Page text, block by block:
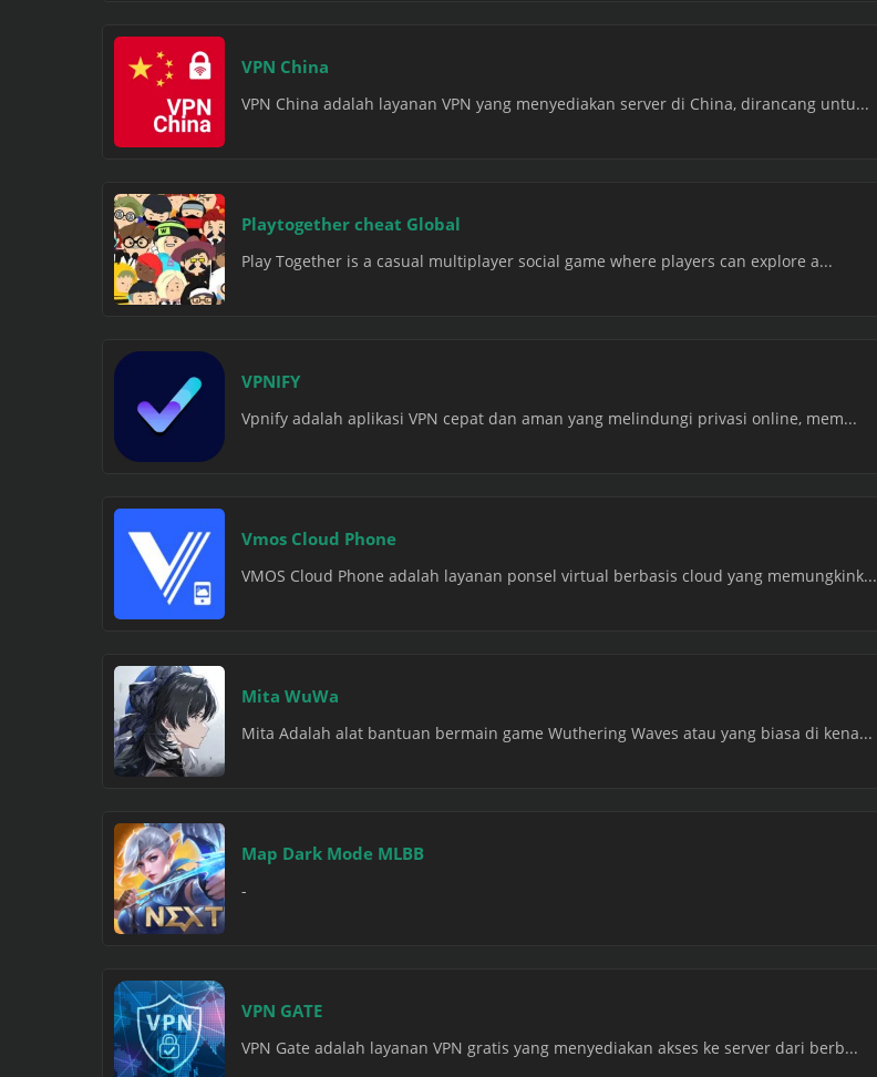
VPN China
VPN China adalah layanan VPN yang menyediakan server di China, dirancang untu...
Playtogether cheat Global
Play Together is a casual multiplayer social game where players can explore a...
VPNIFY
Vpnify adalah aplikasi VPN cepat dan aman yang melindungi privasi online, mem...
Vmos Cloud Phone
VMOS Cloud Phone adalah layanan ponsel virtual berbasis cloud yang memungkink...
Mita WuWa
Mita Adalah alat bantuan bermain game Wuthering Waves atau yang biasa di kena...
Map Dark Mode MLBB
-
VPN GATE
VPN Gate adalah layanan VPN gratis yang menyediakan akses ke server dari berb...